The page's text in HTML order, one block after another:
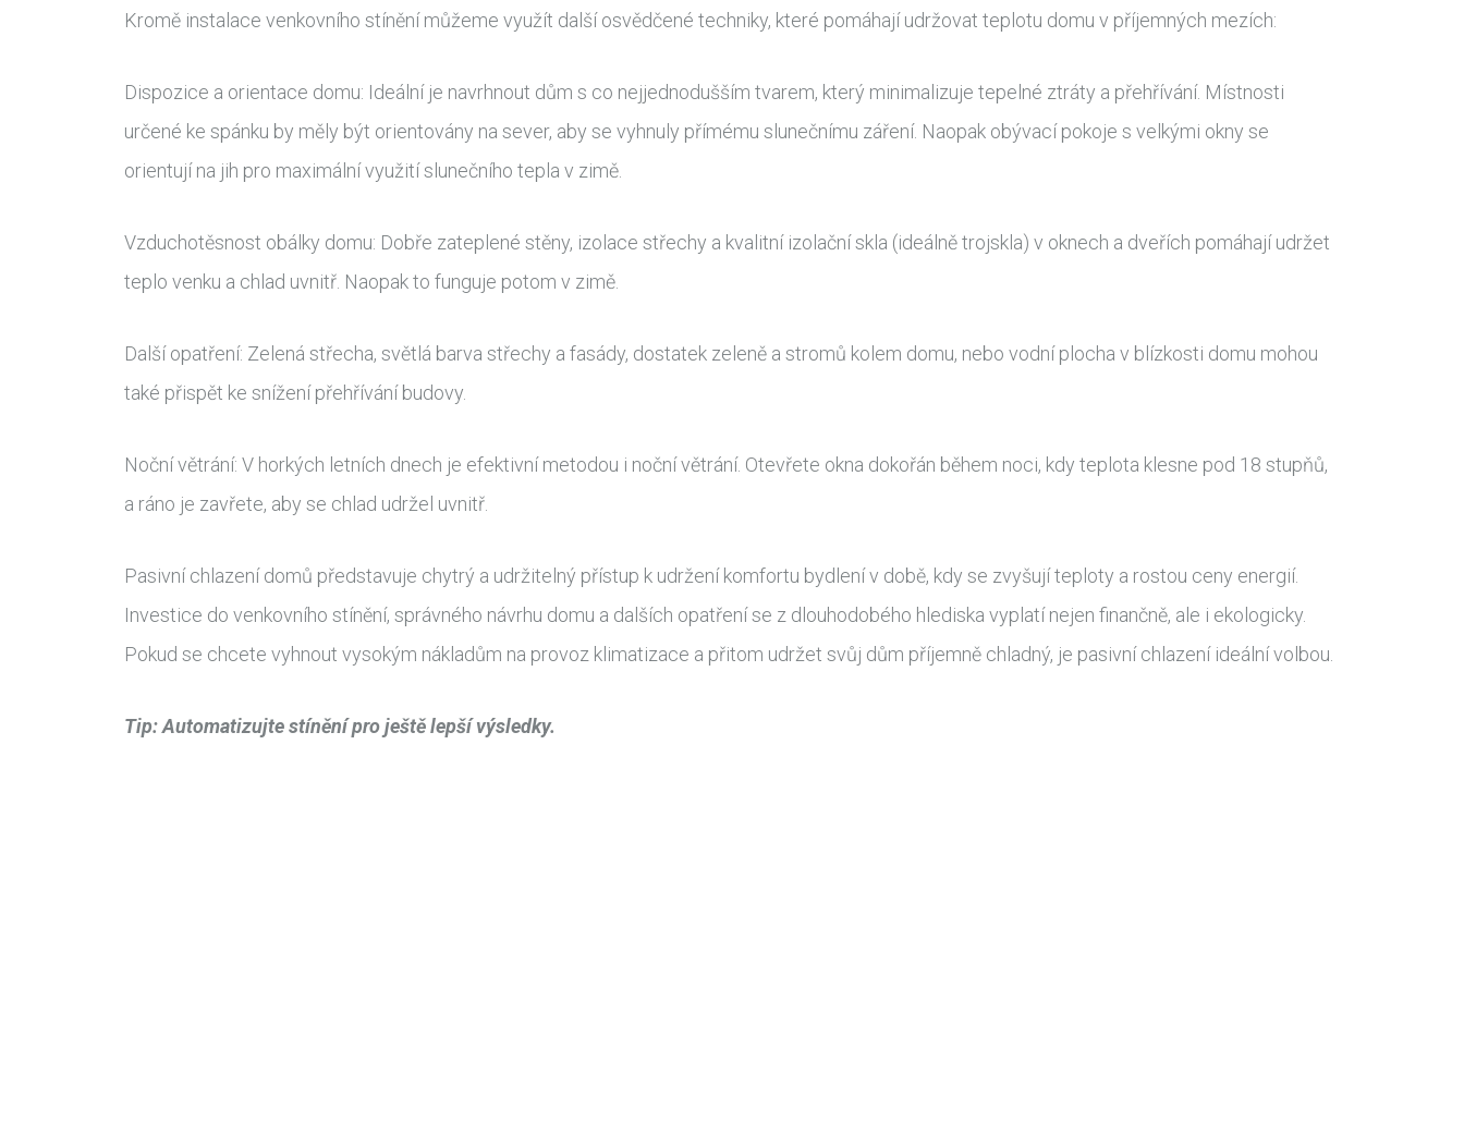
Kromě instalace venkovního stínění můžeme využít další osvědčené techniky, které pomáhají udržovat teplotu domu v příjemných mezích:
Dispozice a orientace domu: Ideální je navrhnout dům s co nejjednodušším tvarem, který minimalizuje tepelné ztráty a přehřívání. Místnosti
určené ke spánku by měly být orientovány na sever, aby se vyhnuly přímému slunečnímu záření. Naopak obývací pokoje s velkými okny se
orientují na jih pro maximální využití slunečního tepla v zimě.
Vzduchotěsnost obálky domu: Dobře zateplené stěny, izolace střechy a kvalitní izolační skla (ideálně trojskla) v oknech a dveřích pomáhají udržet
teplo venku a chlad uvnitř. Naopak to funguje potom v zimě.
Další opatření: Zelená střecha, světlá barva střechy a fasády, dostatek zeleně a stromů kolem domu, nebo vodní plocha v blízkosti domu mohou
také přispět ke snížení přehřívání budovy.
Noční větrání: V horkých letních dnech je efektivní metodou i noční větrání. Otevřete okna dokořán během noci, kdy teplota klesne pod 18 stupňů,
a ráno je zavřete, aby se chlad udržel uvnitř.
Pasivní chlazení domů představuje chytrý a udržitelný přístup k udržení komfortu bydlení v době, kdy se zvyšují teploty a rostou ceny energií.
Investice do venkovního stínění, správného návrhu domu a dalších opatření se z dlouhodobého hlediska vyplatí nejen finančně, ale i ekologicky.
Pokud se chcete vyhnout vysokým nákladům na provoz klimatizace a přitom udržet svůj dům příjemně chladný, je pasivní chlazení ideální volbou.
Tip: Automatizujte stínění pro ještě lepší výsledky.